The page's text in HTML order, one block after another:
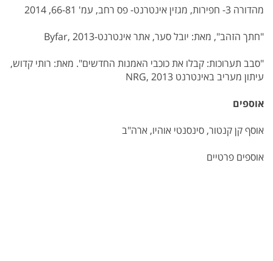
מהדורה 3- חפירות, מגזין אינטרנט- פס רחב, עמ' 66-81, 2014
"חתך הזהב", מאת: יובל סער, אתר אינטרנט-Byfar, 2013
"סבב תערוכות: קבלו את כוכבי האמנות החדשים". מאת: רותי קדוש,
עיתון מעריב באינטרנט NRG, 2013
אוספים
אוסף קן קנטור, סינסנטי אוהיו, ארה"ב
אוספים פרטיים